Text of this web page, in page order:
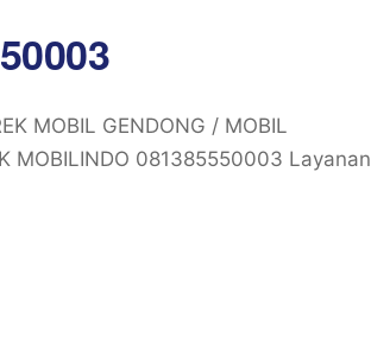
MOBIL GENDONG / MOBIL
MOBILINDO 081385550003 Layanan